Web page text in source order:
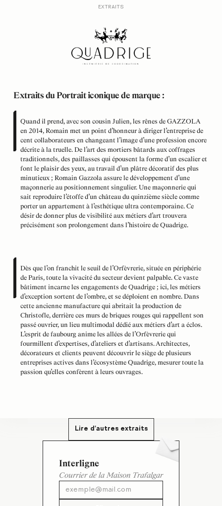
EXTRAITS
Extraits du Portrait iconique de marque :
Quand il prend, avec son cousin Julien, les rênes de GAZZOLA
en 2014, Romain met un point d’honneur à diriger l’entreprise de
cent collaborateurs en changeant l’image d’une profession encore
décrite à la truelle. De l’art des mortiers bâtards aux coffrages
traditionnels, des paillasses qui épousent la forme d’un escalier et
font le plaisir des yeux, au travail d’un plâtre décoratif des plus
minutieux ; Romain Gazzola assure le développement d’une
maçonnerie au positionnement singulier. Une maçonnerie qui
sait reproduire l’étoffe d’un château du quinzième siècle comme
porter un appartement à l’esthétique ultra contemporaine. Ce
désir de donner plus de visibilité aux métiers d’art trouvera
précisément son prolongement dans l’histoire de Quadrige.
Dès que l’on franchit le seuil de l’Orfèvrerie, située en périphérie
de Paris, toute la vivacité du secteur devient palpable. Ce vaste
bâtiment incarne les engagements de Quadrige ; ici, les métiers
d’exception sortent de l’ombre, et se déploient en nombre. Dans
cette ancienne manufacture qui abritait la production de
Christofle, derrière ces murs de briques rouges qui rappellent son
passé ouvrier, un lieu multimodal dédié aux métiers d’art a éclos.
L’esprit de faubourg anime les allées de l’Orfèvrerie qui
fourmillent d’expertises, d’ateliers et d’artisans. Architectes,
décorateurs et clients peuvent découvrir le siège de plusieurs
entreprises actives dans l’écosystème Quadrige, mesurer toute la
passion qu’elles confèrent à leurs ouvrages.
Lire d'autres extraits
Interligne
Courrier de la Maison Trafalgar